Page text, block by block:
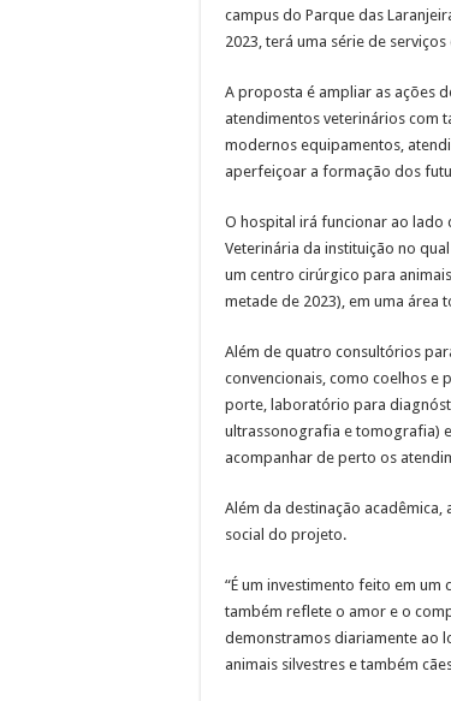
campus do Parque das
2023, terá uma série de
A proposta é ampliar as ações
atendimentos veterinários com
modernos equipamentos,
aperfeiçoar a formação dos
O hospital irá funcionar ao lado
Veterinária da instituição no
um centro cirúrgico para
metade de 2023), em uma área
Além de quatro consultórios
convencionais, como coelhos e
porte, laboratório para
ultrassonografia e tomografia)
acompanhar de perto os
Além da destinação acadêmica,
social do projeto.
“É um investimento feito em
também reflete o amor e o
demonstramos diariamente ao
animais silvestres e também